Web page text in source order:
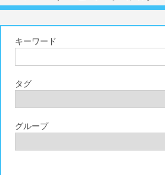
キーワード
タグ
グループ